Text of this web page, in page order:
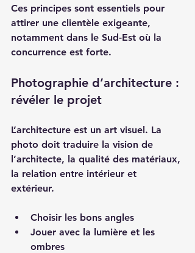
Ces principes sont essentiels pour
attirer une clientèle exigeante,
notamment dans le Sud-Est où la
concurrence est forte.
Photographie d’architecture :
révéler le projet
L’architecture est un art visuel. La
photo doit traduire la vision de
l’architecte, la qualité des matériaux,
la relation entre intérieur et
extérieur.
Choisir les bons angles
Jouer avec la lumière et les
ombres